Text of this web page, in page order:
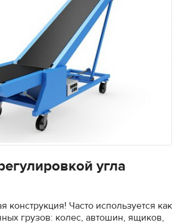
угла
конструкция! Часто используется как
грузов: колес, автошин, ящиков,